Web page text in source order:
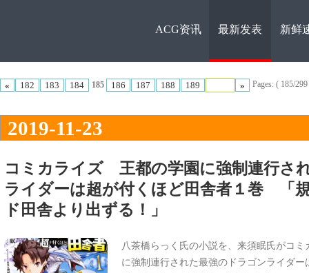
ACG资
讯
ACG资讯 最新发表 新鲜
« 182 183 184 185 186 187 188 189 » Pages: ( 185/
2019-11-23
コミカライズ 王都の学園に強制連行さ
ライダーは超が付くほど田舎者１巻 「
ド田舎より出ずる！」
八茶橋らっく氏の小説を、来須眠氏がコ
に強制連行された最強のドラゴンライダ